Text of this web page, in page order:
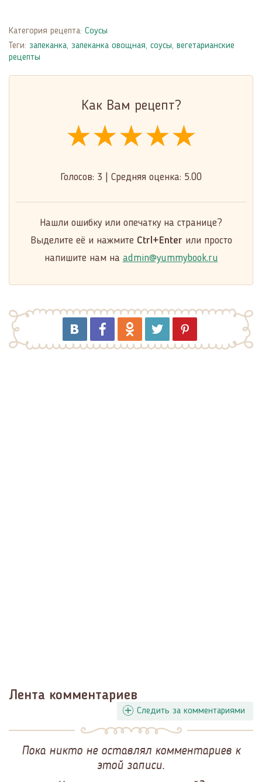
Категория рецепта: Соусы
Теги: запеканка, запеканка овощная, соусы, вегетарианские
рецепты
Как Вам рецепт?
★★★★★
★★★★★
★★★★★
Голосов: 3 Средняя оценка: 5.00
Нашли ошибку или опечатку на странице?
Выделите её и нажмите Ctrl+Enter или просто
напишите нам на admin@yummybook.ru
Лента комментариев
Следить за комментариями
Пока никто не оставлял комментариев к
этой записи.